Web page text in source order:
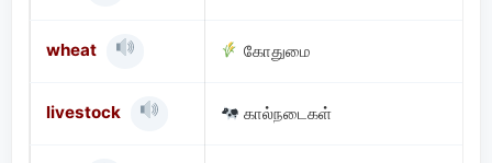
wheat கோதுமை
livestock கால்நடைகள்